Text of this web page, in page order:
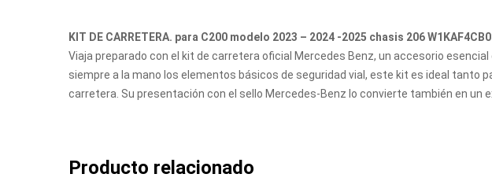
KIT DE CARRETERA. para C200 modelo 2023 – 2024 -2025 chasis 206
Viaja preparado con el kit de carretera oficial Mercedes Benz, un accesorio
siempre a la mano los elementos básicos de seguridad vial, este kit es ideal
carretera. Su presentación con el sello Mercedes-Benz lo convierte también en un
Producto relacionado